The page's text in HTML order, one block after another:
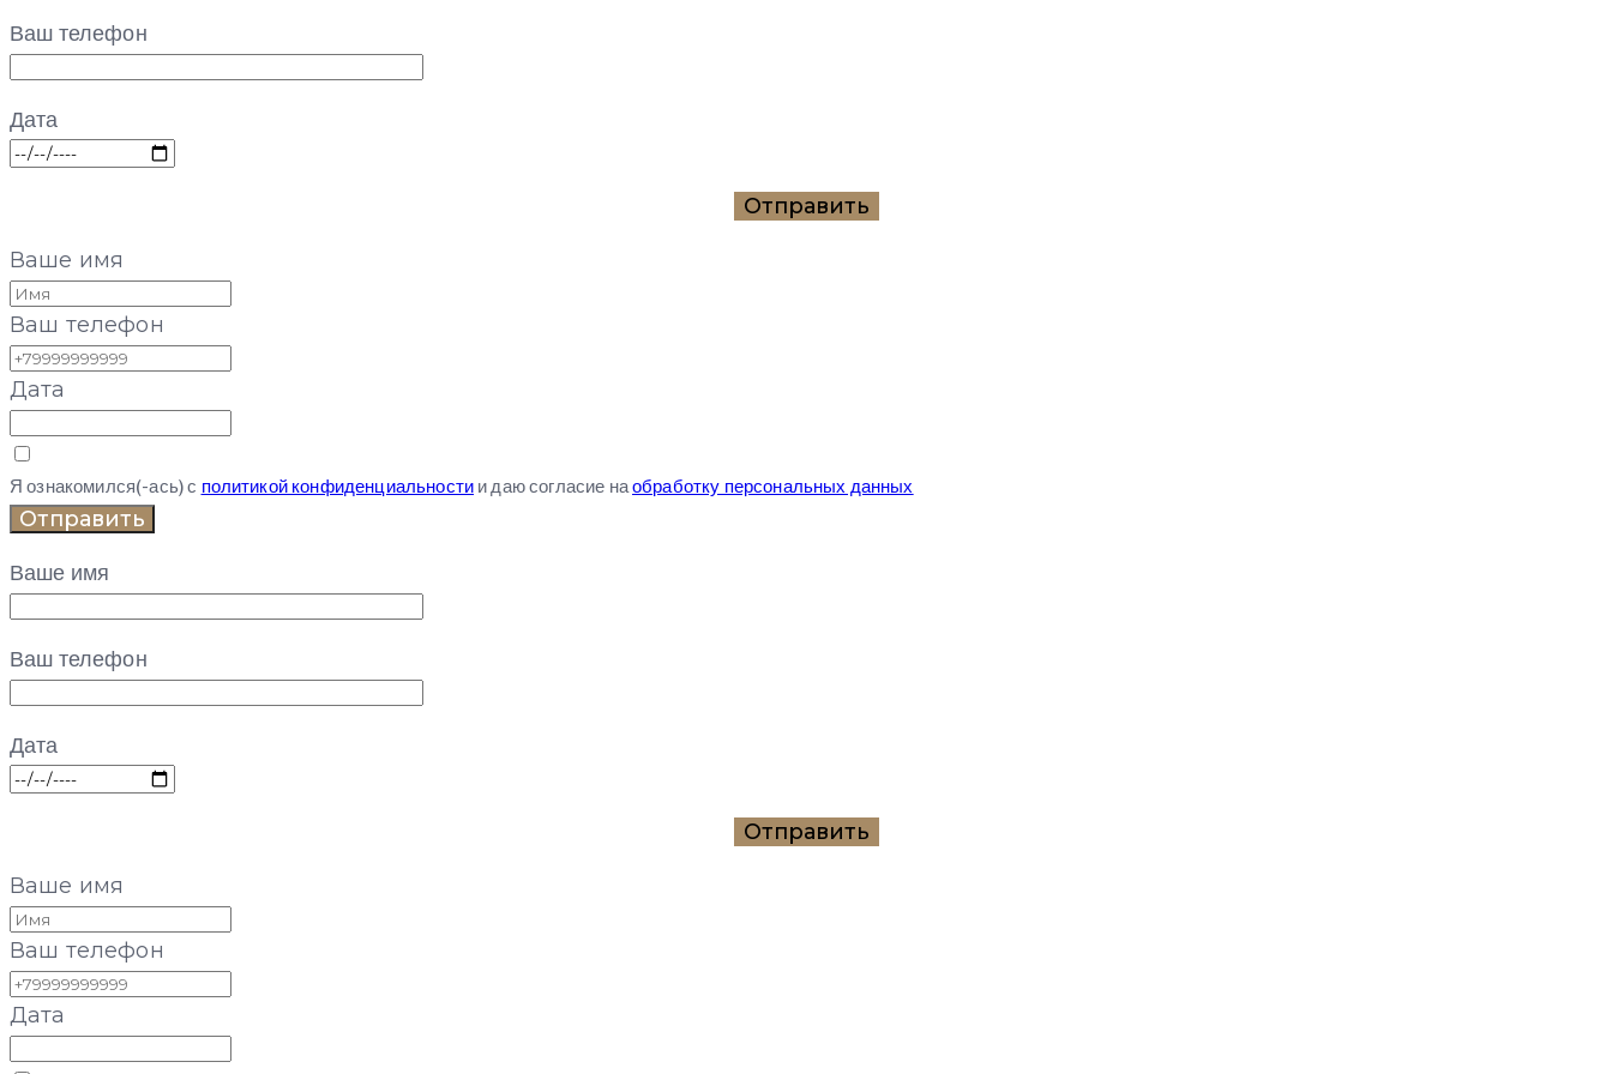
Ваш телефон
Дата
Ваше имя
Ваш телефон
Дата
Я ознакомился(-ась) с политикой конфиденциальностии даю согласие наобработку персональных данных
Отправить
Ваше имя
Ваш телефон
Дата
Ваше имя
Ваш телефон
Дата